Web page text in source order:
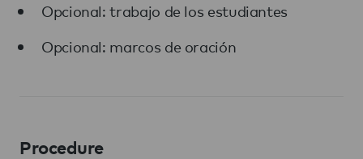
Opcional: trabajo de los estudiantes
Opcional: marcos de oración
Procedure